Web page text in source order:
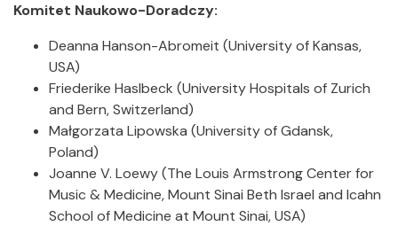
Komitet Naukowo-Doradczy:
Deanna Hanson-Abromeit (University of Kansas,
USA)
Friederike Haslbeck (University Hospitals of Zurich
and Bern, Switzerland)
Małgorzata Lipowska (University of Gdansk,
Poland)
Joanne V. Loewy (The Louis Armstrong Center for
Music & Medicine, Mount Sinai Beth Israel and Icahn
School of Medicine at Mount Sinai, USA)